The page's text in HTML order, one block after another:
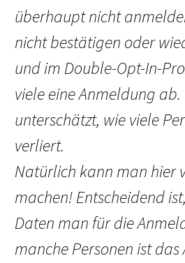
überhaupt nicht
nicht bestätigen oder
und im Double-Opt-In-
viele eine Anmeldung
unterschätzt, wie viele
verliert.
Natürlich kann man hier
machen! Entscheidend
Daten man für die
manche Personen ist das